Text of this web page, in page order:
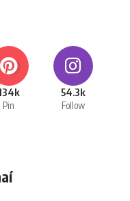
Pin
54.3k
Follow